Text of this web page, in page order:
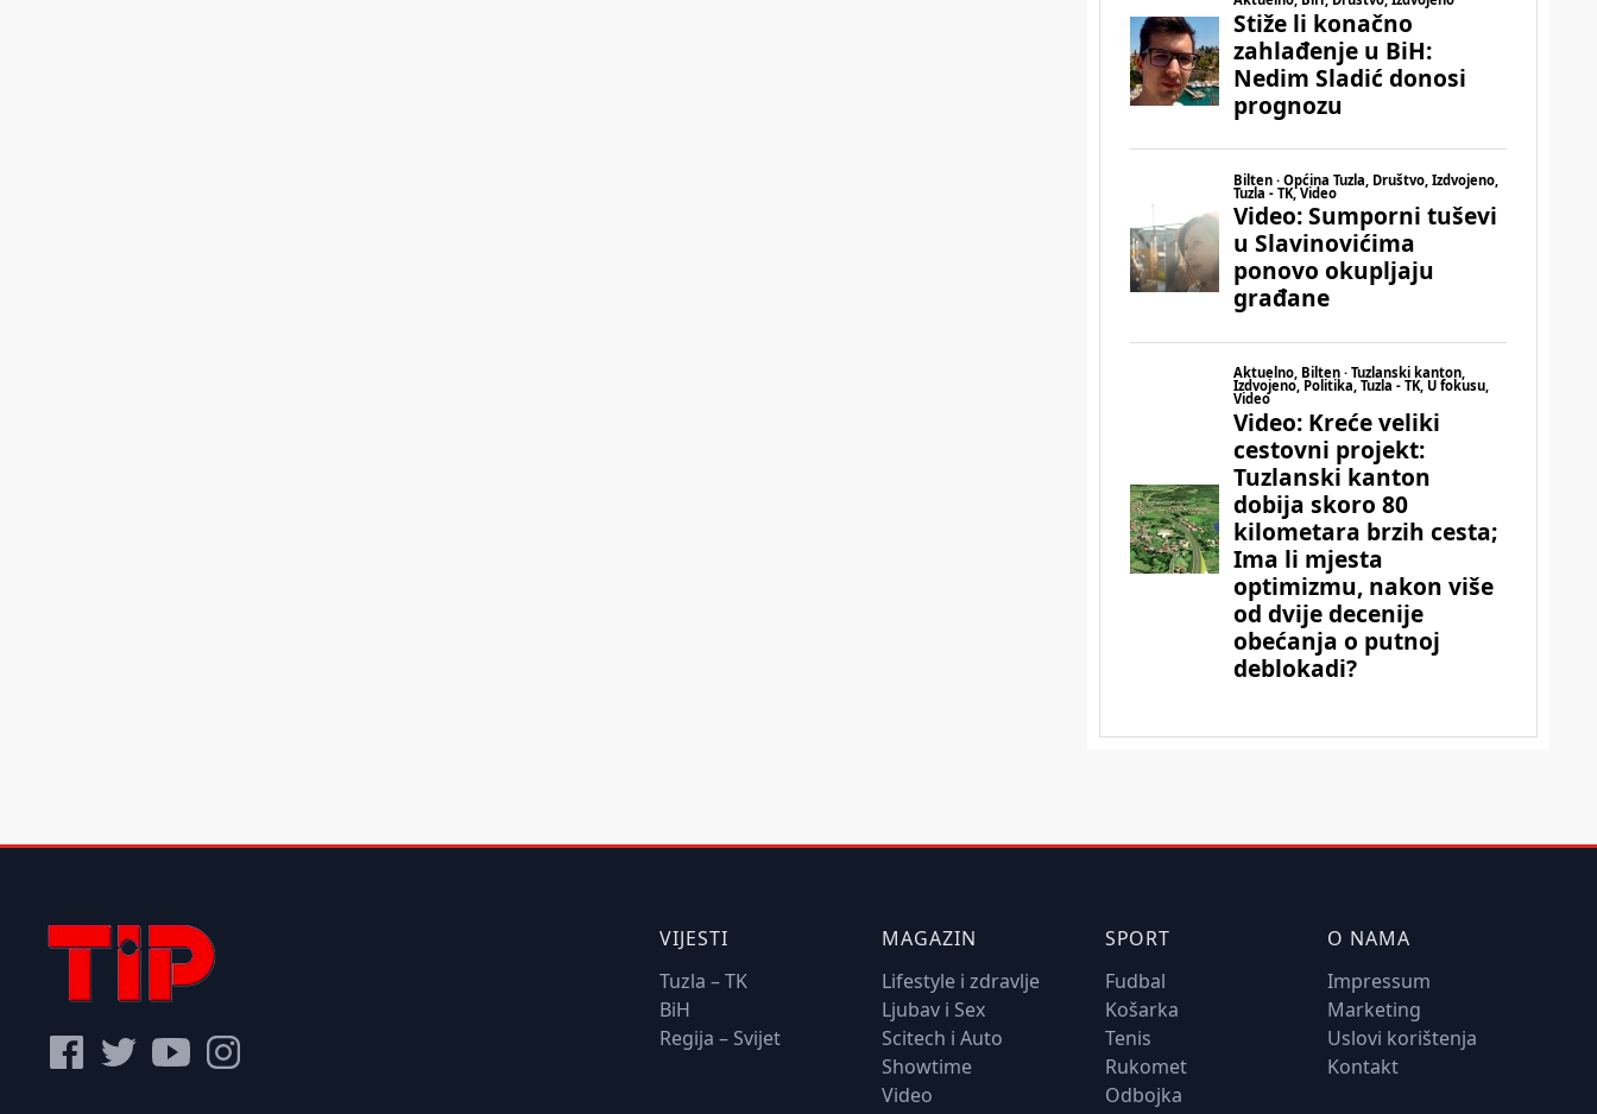
VIJESTI
Tuzla – TK
BiH
Regija – Svijet
MAGAZIN
Lifestyle i zdravlje
Ljubav i Sex
Scitech i Auto
Showtime
Video
SPORT
Fudbal
Košarka
Tenis
Rukomet
Odbojka
O NAMA
Impressum
Marketing
Uslovi korištenja
Kontakt